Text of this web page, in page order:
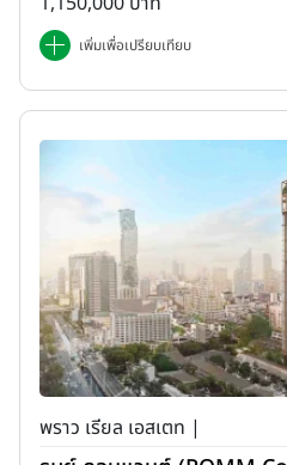
เพิ่มเพื่อเปรียบเทียบ
พราว เรียล เอสเตท |